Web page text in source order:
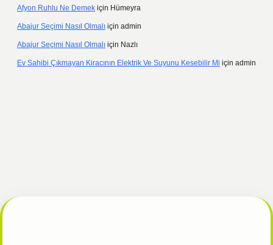
Afyon Ruhlu Ne Demek için Hümeyra
Abajur Seçimi Nasıl Olmalı için admin
Abajur Seçimi Nasıl Olmalı için Nazlı
Ev Sahibi Çıkmayan Kiracının Elektrik Ve Suyunu Kesebilir Mi için admin
tulipbet giriş